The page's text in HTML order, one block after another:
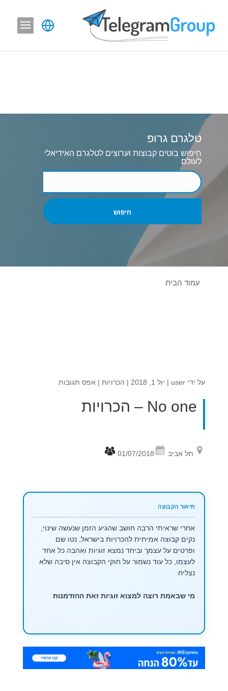
טלגרם גרופ
חיפוש בוטים קבוצות וערוצים לטלגרם האידיאלי
לעולם
עמוד הבית
על ידי user
| יול 1, 2018 | הכרויות| אפס תגובות
No one – הכרויות
תל אביב 01/07/2018
אחרי שראיתי הרבה חושב שהגיע הזמן שנעשה שינוי,
נקים קבוצה אמיתית להכרויות בישראל, נטו שם
ופרטים על עצמך וביחד נמצא זוגיות ואהבה כל אחד
לעצמו, כל עוד נשמור על חוקי הקבוצה אין סיבה שלא
נצליח
מי שבאמת רוצה למצוא זוגיות זאת ההזדמנות